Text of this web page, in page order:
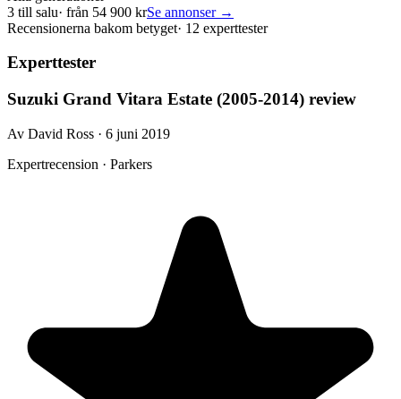
3 till salu· från 54 900 krSe annonser →
Recensionerna bakom betyget· 12 experttester
Experttester
Suzuki Grand Vitara Estate (2005-2014) review
Av David Ross · 6 juni 2019
Expertrecension · Parkers